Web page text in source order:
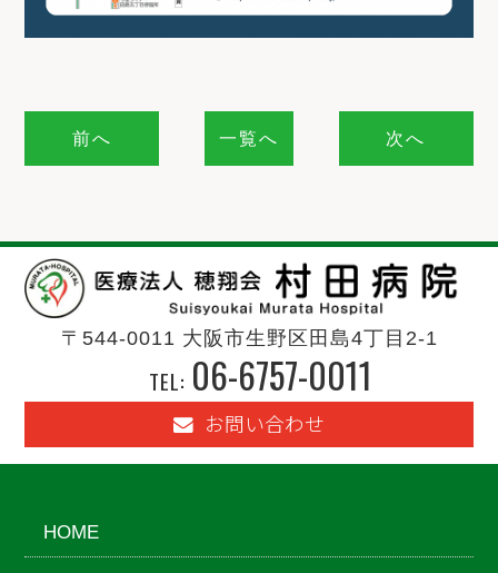
前へ 一覧へ 次へ
〒544-0011 大阪市生野区田島4丁目2-1
TEL: 06-6757-0011
お問い合わせ
HOME